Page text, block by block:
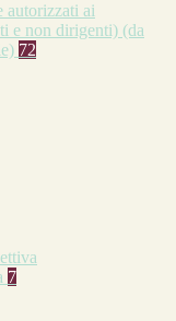
autorizzati ai
e non dirigenti) (da
72
7